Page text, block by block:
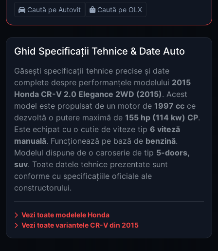
Caută pe Autovit Caută pe OLX
Ghid Specificații Tehnice & Date Auto
Găsești specificații tehnice precise și date
complete despre performanțele modelului 2015
Honda CR-V 2.0 Elegance 2WD (2015). Acest
model este propulsat de un motor de 1997 cc ce
dezvoltă o putere maximă de 155 hp (114 kw) CP.
Este echipat cu o cutie de viteze tip 6 viteză
manuală. Funcționează pe bază de benzină.
Modelul dispune de o caroserie de tip 5-doors,
suv. Toate datele tehnice prezentate sunt
conforme cu specificațiile oficiale ale
constructorului.
Vezi toate modelele Honda
Vezi toate variantele CR-V din 2015